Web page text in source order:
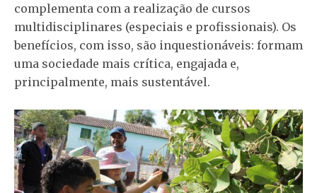
complementa com a realização de cursos
multidisciplinares (especiais e profissionais). Os
benefícios, com isso, são inquestionáveis: formam
uma sociedade mais crítica, engajada e,
principalmente, mais sustentável.